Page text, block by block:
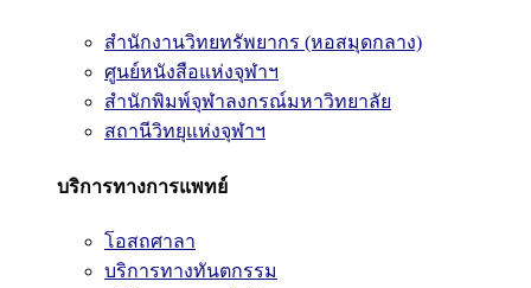
สำนักงานวิทยทรัพยากร (หอสมุดกลาง)
ศูนย์หนังสือแห่งจุฬาฯ
สำนักพิมพ์จุฬาลงกรณ์มหาวิทยาลัย
สถานีวิทยุแห่งจุฬาฯ
บริการทางการแพทย์
โอสถศาลา
บริการทางทันตกรรม